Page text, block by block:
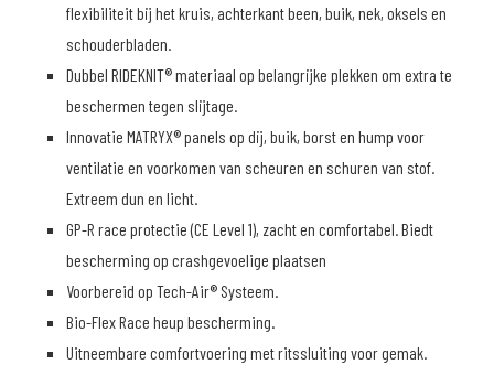
flexibiliteit bij het kruis, achterkant been, buik, nek, oksels en
schouderbladen.
Dubbel RIDEKNIT® materiaal op belangrijke plekken om extra te
beschermen tegen slijtage.
Innovatie MATRYX® panels op dij, buik, borst en hump voor
ventilatie en voorkomen van scheuren en schuren van stof.
Extreem dun en licht.
GP-R race protectie (CE Level 1), zacht en comfortabel. Biedt
bescherming op crashgevoelige plaatsen
Voorbereid op Tech-Air® Systeem.
Bio-Flex Race heup bescherming.
Uitneembare comfortvoering met ritssluiting voor gemak.